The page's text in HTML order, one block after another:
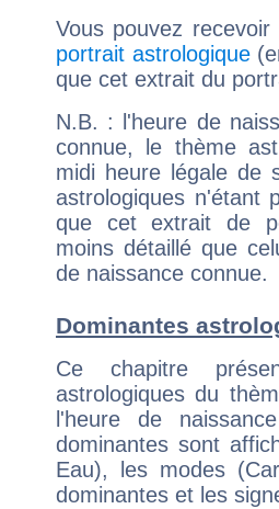
Vous pouvez
portrait astrologique
que cet extrait du
N.B. : l'heure de
connue, le thème
midi heure légale de
astrologiques n'étant
que cet extrait de
moins détaillé que
de naissance connue.
Dominantes
Ce chapitre
astrologiques du
l'heure de
dominantes sont
Eau), les modes
dominantes et les